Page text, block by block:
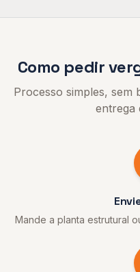
Como pedir
Processo simples,
entrega
Mande a planta estrutural